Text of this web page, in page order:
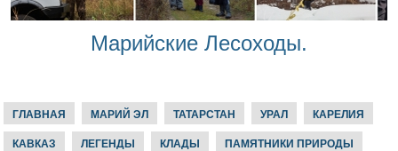
Марийские Лесоходы.
ГЛАВНАЯ МАРИЙ ЭЛ ТАТАРСТАН УРАЛ КАРЕЛИЯ
КАВКАЗ ЛЕГЕНДЫ КЛАДЫ ПАМЯТНИКИ ПРИРОДЫ